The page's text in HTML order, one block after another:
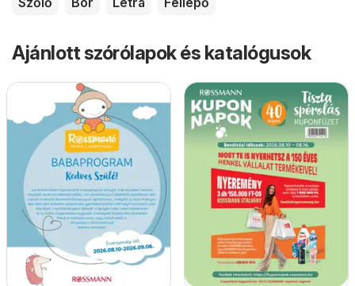
Ajánlott szórólapok és katalógusok